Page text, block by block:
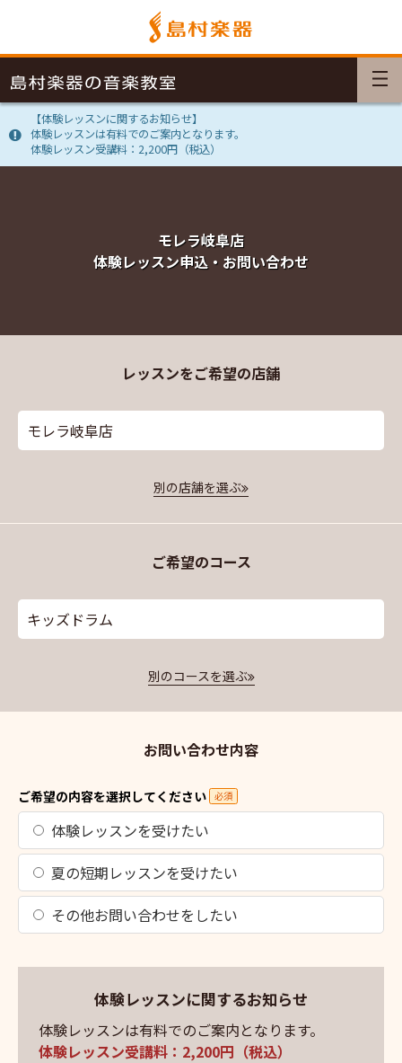
【体験レッスンに関するお知らせ】
体験レッスンは有料でのご案内となります。
体験レッスン受講料：2,200円（税込）
モレラ岐阜店
体験レッスン申込・お問い合わせ
レッスンをご希望の店舗
モレラ岐阜店
別の店舗を選ぶ
ご希望のコース
キッズドラム
別のコースを選ぶ
お問い合わせ内容
ご希望の内容を選択してください 必須
体験レッスンを受けたい
夏の短期レッスンを受けたい
その他お問い合わせをしたい
体験レッスンに関するお知らせ
体験レッスンは有料でのご案内となります。
体験レッスン受講料：2,200円（税込）